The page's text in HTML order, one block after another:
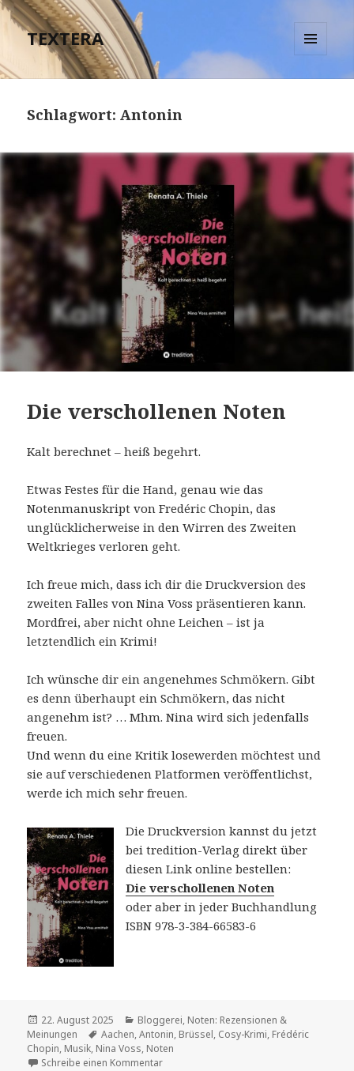
TEXTERA
Schlagwort:Antonin
Die verschollenen Noten
Kalt berechnet – heiß begehrt.
Etwas Festes für die Hand, genau wie das
Notenmanuskript von Fredéric Chopin, das
unglücklicherweise in den Wirren des Zweiten
Weltkrieges verloren geht.
Ich freue mich, dass ich dir die Druckversion des
zweiten Falles von Nina Voss präsentieren kann.
Mordfrei, aber nicht ohne Leichen – ist ja
letztendlich ein Krimi!
Ich wünsche dir ein angenehmes Schmökern. Gibt
es denn überhaupt ein Schmökern, das nicht
angenehm ist? … Mhm. Nina wird sich jedenfalls
freuen.
Und wenn du eine Kritik losewerden möchtest und
sie auf verschiedenen Platformen veröffentlichst,
werde ich mich sehr freuen.
Die Druckversion kannst du jetzt
bei tredition-Verlag direkt über
diesen Link online bestellen:
Die verschollenen Noten
oder aber in jeder Buchhandlung
ISBN 978-3-384-66583-6
Veröffentlicht
am
22. August 2025 Kategorien
Bloggerei, Noten: Rezensionen &
Meinungen
Schlagwörter
Aachen,Antonin, Brüssel, Cosy-Krimi, Frédéric
Chopin, Musik, Nina Voss, Noten
Schreibe einen Kommentarzu Die verschollenen Noten